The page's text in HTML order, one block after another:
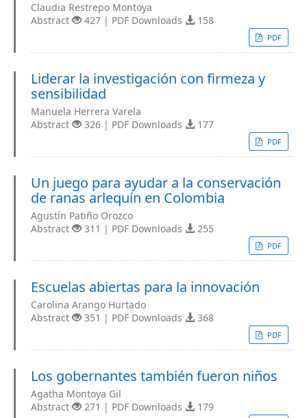
Claudia Restrepo Montoya
Abstract
427 | PDF Downloads 158
PDF
Liderar la investigación con firmeza y
sensibilidad
Manuela Herrera Varela
Abstract
326 | PDF Downloads 177
PDF
Un juego para ayudar a la conservación
de ranas arlequín en Colombia
Agustín Patiño Orozco
Abstract
311 | PDF Downloads 255
PDF
Escuelas abiertas para la innovación
Carolina Arango Hurtado
Abstract
351 | PDF Downloads 368
PDF
Los gobernantes también fueron niños
Agatha Montoya Gil
Abstract
271 | PDF Downloads 179